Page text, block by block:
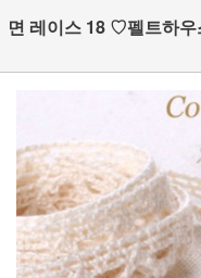
면 레이스 18 ♡펠트하